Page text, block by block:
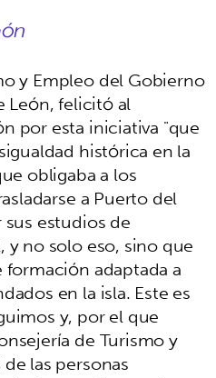
y Empleo del Gobierno
León, felicitó al
por esta iniciativa "que
histórica en la
obligaba a los
a Puerto del
estudios de
y no solo eso, sino que
adaptada a
en la isla. Este es
y, por el que
de Turismo y
las personas